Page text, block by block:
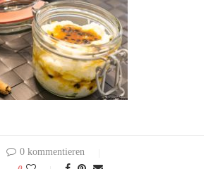
0 kommentieren